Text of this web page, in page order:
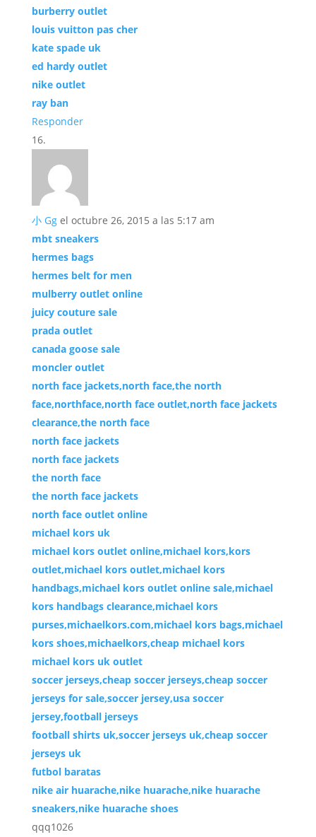
burberry outlet
louis vuitton pas cher
kate spade uk
ed hardy outlet
nike outlet
ray ban
Responder
小 Gg el octubre 26, 2015 a las 5:17 am
mbt sneakers
hermes bags
hermes belt for men
mulberry outlet online
juicy couture sale
prada outlet
canada goose sale
moncler outlet
north face jackets,north face,the north
face,northface,north face outlet,north face jackets
clearance,the north face
north face jackets
north face jackets
the north face
the north face jackets
north face outlet online
michael kors uk
michael kors outlet online,michael kors,kors
outlet,michael kors outlet,michael kors
handbags,michael kors outlet online sale,michael
kors handbags clearance,michael kors
purses,michaelkors.com,michael kors bags,michael
kors shoes,michaelkors,cheap michael kors
michael kors uk outlet
soccer jerseys,cheap soccer jerseys,cheap soccer
jerseys for sale,soccer jersey,usa soccer
jersey,football jerseys
football shirts uk,soccer jerseys uk,cheap soccer
jerseys uk
futbol baratas
nike air huarache,nike huarache,nike huarache
sneakers,nike huarache shoes
qqq1026